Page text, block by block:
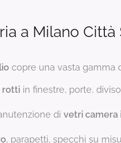
a Milano Città
copre una vasta gamma
rotti in finestre, porte,
di vetri camera
, parapetti, specchi su